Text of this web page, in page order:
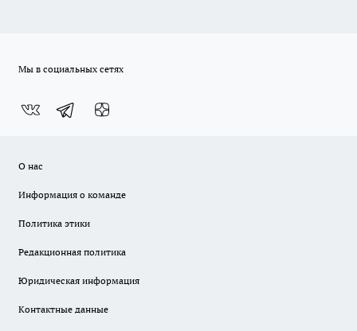
Мы в социальных сетях
О нас
Информация о команде
Политика этики
Редакционная политика
Юридическая информация
Контактные данные